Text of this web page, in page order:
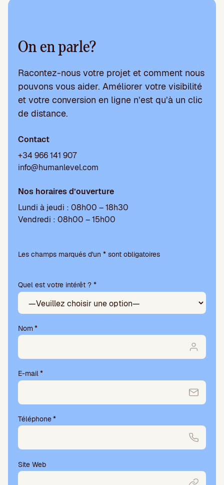
On en parle?
Racontez-nous votre projet et comment nous
pouvons vous aider. Améliorer votre visibilité
et votre conversion en ligne n’est qu’à un clic
de distance.
Contact
+34 966 141 907
info@humanlevel.com
Nos horaires d’ouverture
Lundi à jeudi : 08h00 – 18h30
Vendredi : 08h00 – 15h00
e
l
l
z
l
a
s
s
e
c
c
p
v
Les champs marqués d'un * sont obligatoires
Quel est votre intérêt ? *
Nom*
E-mail*
Téléphone*
Site Web